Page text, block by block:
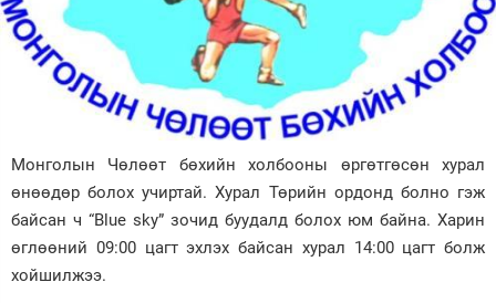
Эдийн засаг
Үзэл бодол
Дэлхий
Зурхай
Монголын Чөлөөт бөхийн холбооны өргөтгөсөн хурал
өнөөдөр болох учиртай. Хурал Төрийн ордонд болно гэж
байсан ч “Blue sky” зочид буудалд болох юм байна. Харин
өглөөний 09:00 цагт эхлэх байсан хурал 14:00 цагт болж
хойшилжээ.